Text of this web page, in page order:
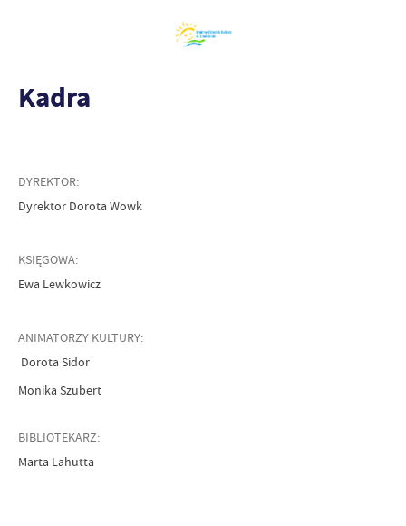
Kadra
DYREKTOR:
Dyrektor Dorota Wowk
KSIĘGOWA:
Ewa Lewkowicz
ANIMATORZY KULTURY:
Dorota Sidor
Monika Szubert
BIBLIOTEKARZ:
Marta Lahutta